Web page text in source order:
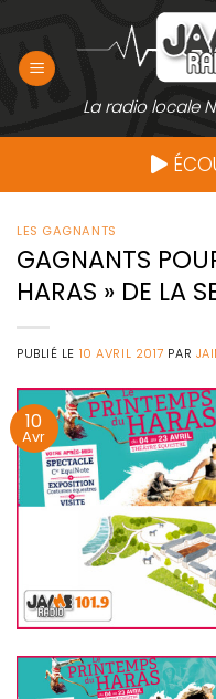
contenu
La radio locale
LES GAGNANTS
GAGNANTS
HARAS » DE LA
PUBLIÉ LE 10 AVRIL 2017 PAR
10
Avr